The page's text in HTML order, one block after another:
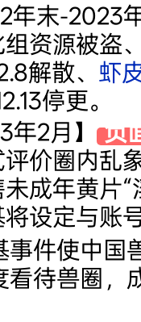
年末-2023
资源被盗
解散、 虾
停更。
年2月】 负
评价圈内乱
成年黄片
设定与账
事件使中国
看待兽圈，